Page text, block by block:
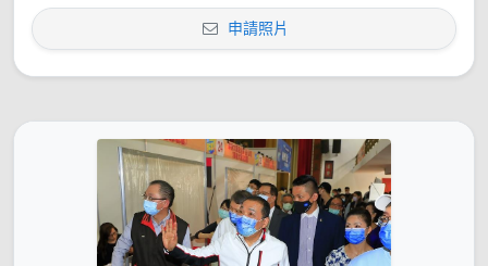
申請照片